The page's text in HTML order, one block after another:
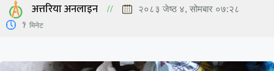
अत्तरिया अनलाइन २०८३ जेष्ठ ४, सोमबार ०७:२८
1 मिनेट